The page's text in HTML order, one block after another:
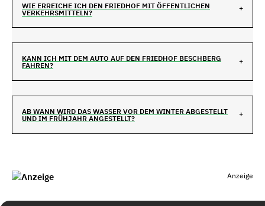
WIE ERREICHE ICH DEN FRIEDHOF MIT ÖFFENTLICHEN
VERKEHRSMITTELN?
KANN ICH MIT DEM AUTO AUF DEN FRIEDHOF BESCHBERG
FAHREN?
AB WANN WIRD DAS WASSER VOR DEM WINTER ABGESTELLT
UND IM FRÜHJAHR ANGESTELLT?
Anzeige